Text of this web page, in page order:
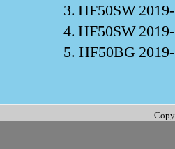
3. HF50SW
4. HF50SW
5. HF50BG